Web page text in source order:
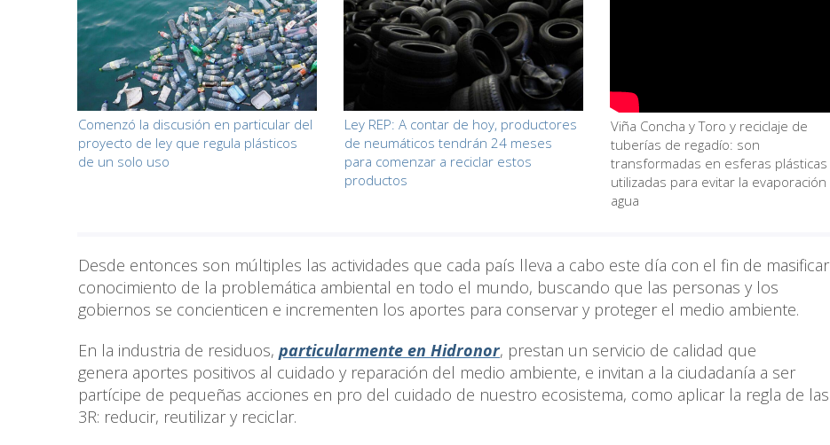
Comenzó la discusión en particular del
proyecto de ley que regula plásticos
de un solo uso
Ley REP: A contar de hoy, productores
de neumáticos tendrán 24 meses
para comenzar a reciclar estos
productos
Viña Concha y Toro y reciclaje de
tuberías de regadío: son
transformadas en esferas plásticas
utilizadas para evitar la evaporación
agua
Desde entonces son múltiples las actividades que cada país lleva a cabo este día con el fin de
conocimiento de la problemática ambiental en todo el mundo, buscando que las personas y los
gobiernos se concienticen e incrementen los aportes para conservar y proteger el medio ambiente.
En la industria de residuos, particularmente en Hidronor, prestan un servicio de calidad que
genera aportes positivos al cuidado y reparación del medio ambiente, e invitan a la ciudadanía a ser
partícipe de pequeñas acciones en pro del cuidado de nuestro ecosistema, como aplicar la regla de las
3R: reducir, reutilizar y reciclar.